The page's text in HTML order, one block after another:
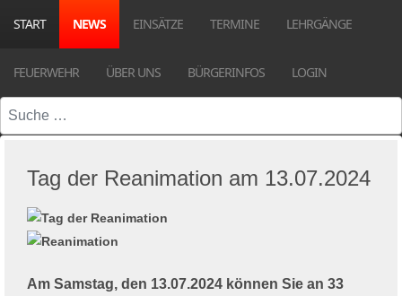
START NEWS EINSÄTZE TERMINE LEHRGÄNGE
FEUERWEHR ÜBER UNS BÜRGERINFOS LOGIN
Suchen
Tag der Reanimation am 13.07.2024
Am Samstag, den 13.07.2024 können Sie an 33